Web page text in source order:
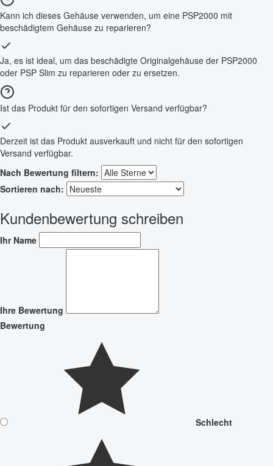
Kann ich dieses Gehäuse verwenden, um eine PSP2000 mit
beschädigtem Gehäuse zu reparieren?
Ja, es ist ideal, um das beschädigte Originalgehäuse der PSP2000
oder PSP Slim zu reparieren oder zu ersetzen.
Ist das Produkt für den sofortigen Versand verfügbar?
Derzeit ist das Produkt ausverkauft und nicht für den sofortigen
Versand verfügbar.
Nach Bewertung filtern:
Sortieren nach:
Kundenbewertung schreiben
Ihr Name
Ihre Bewertung
Bewertung
Schlecht